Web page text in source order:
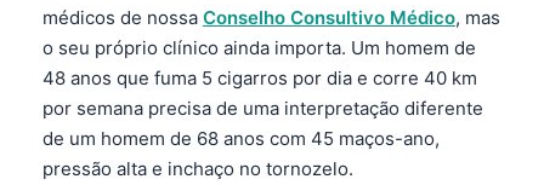
médicos de nossa Conselho Consultivo Médico, mas
o seu próprio clínico ainda importa. Um homem de
48 anos que fuma 5 cigarros por dia e corre 40 km
por semana precisa de uma interpretação diferente
de um homem de 68 anos com 45 maços-ano,
pressão alta e inchaço no tornozelo.